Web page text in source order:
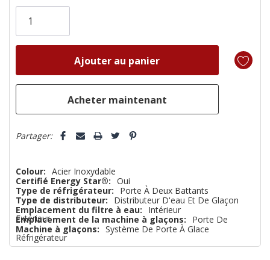
vous!
plus
Partager:
Colour: Acier Inoxydable
Certifié Energy Star®: Oui
Type de réfrigérateur:
Porte À Deux Battants
Type de distributeur:
Distributeur D'eau Et De Glaçon
Extérieur
Emplacement du filtre à eau:
Intérieur
Emplacement de la machine à glaçons:
Porte De
Réfrigérateur
Machine à glaçons: Système De Porte À Glace